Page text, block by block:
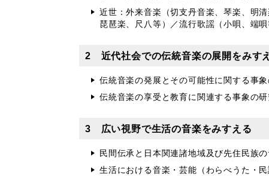
近世：外来音楽（切支丹音楽、琴楽、明
琵琶楽、尺八等）／流行歌謡（小唄、端唄
2 近代社会での伝統音楽の展開をみす
伝統音楽の発展とその可能性に関する事
伝統音楽の享受と教育に関連する事象の研
3 広い視野で生活の音楽をみすえる
民間伝承と日本関連諸地域及び先住民族
生活における音楽・芸能（わらべうた・